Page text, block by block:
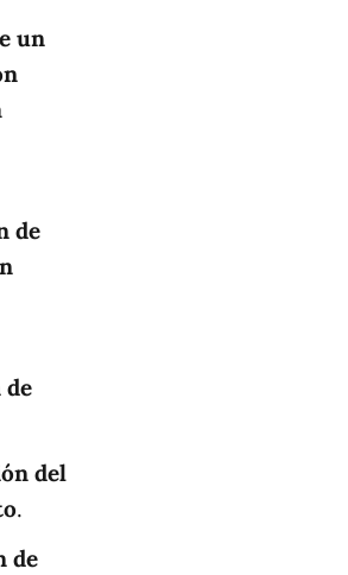
un
de
de
del
.
de